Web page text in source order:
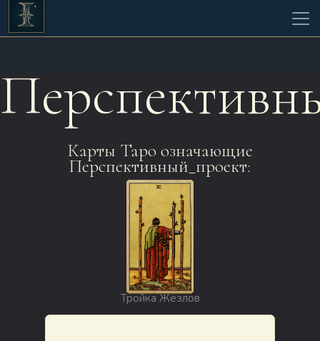
Карты Таро означающие
Перспективный_проект:
Тройка Жезлов